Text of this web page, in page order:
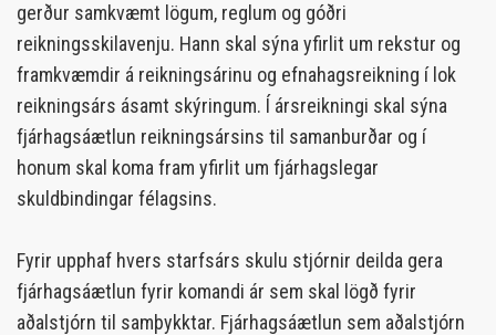
gerður samkvæmt lögum, reglum og góðri
reikningsskilavenju. Hann skal sýna yfirlit um rekstur og
framkvæmdir á reikningsárinu og efnahagsreikning í lok
reikningsárs ásamt skýringum. Í ársreikningi skal sýna
fjárhagsáætlun reikningsársins til samanburðar og í
honum skal koma fram yfirlit um fjárhagslegar
skuldbindingar félagsins.
Fyrir upphaf hvers starfsárs skulu stjórnir deilda gera
fjárhagsáætlun fyrir komandi ár sem skal lögð fyrir
aðalstjórn til samþykktar. Fjárhagsáætlun sem aðalstjórn